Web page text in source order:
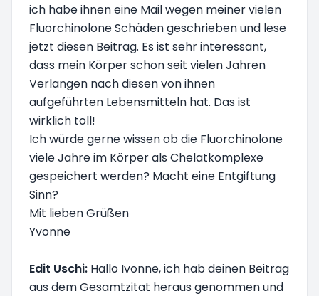
ich habe ihnen eine Mail wegen meiner vielen
Fluorchinolone Schäden geschrieben und lese
jetzt diesen Beitrag. Es ist sehr interessant,
dass mein Körper schon seit vielen Jahren
Verlangen nach diesen von ihnen
aufgeführten Lebensmitteln hat. Das ist
wirklich toll!
Ich würde gerne wissen ob die Fluorchinolone
viele Jahre im Körper als Chelatkomplexe
gespeichert werden? Macht eine Entgiftung
Sinn?
Mit lieben Grüßen
Yvonne
Edit Uschi: Hallo Ivonne, ich hab deinen Beitrag
aus dem Gesamtzitat heraus genommen und